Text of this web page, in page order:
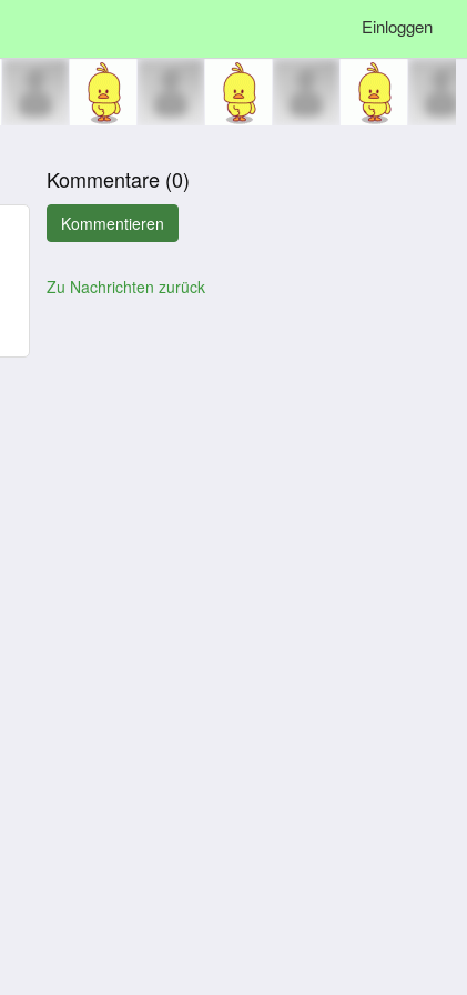
Einloggen
Kommentare (0)
Zu Nachrichten zurück